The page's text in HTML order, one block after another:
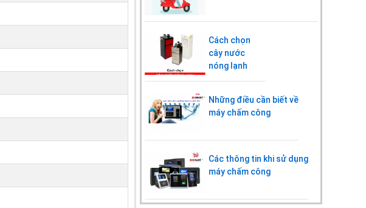
Cách chọn
cây nước
nóng lạnh
Những điều cần biết về
máy chấm công
Các thông tin khi sử dụng
máy chấm công